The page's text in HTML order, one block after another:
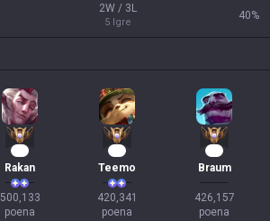
2W / 3L
5 Igre
40%
Rakan
500,133
poena
Teemo
420,341
poena
Braum
426,157
poena